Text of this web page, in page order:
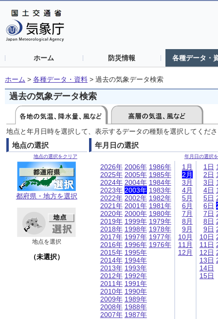
ホーム 防災情報 各種データ・
ホーム > 各種データ・資料 > 過去の気象データ検索
過去の気象データ検索
地点と年月日時を選択して、表示するデータの種類を選択してくだ
地点の選択
地点の選択をクリア
都府県・地方を選択
地点を選択
（未選択）
年月日の選択
年月日の選択
2026年
2025年
2024年
2023年
2022年
2021年
2020年
2019年
2018年
2017年
2016年
2015年
2014年
2013年
2012年
2011年
2010年
2009年
2008年
2007年
2006年
2005年
2004年
2003年
2002年
2001年
2000年
1999年
1998年
1997年
1996年
1995年
1994年
1993年
1992年
1991年
1990年
1989年
1988年
1987年
1986年
1985年
1984年
1983年
1982年
1981年
1980年
1979年
1978年
1977年
1976年
1月
2月
3月
4月
5月
6月
7月
8月
9月
10月
11月
12月
1日
2日
3日
4日
5日
6日
7日
8日
9日
10日
11日
12日
13日
14日
15日